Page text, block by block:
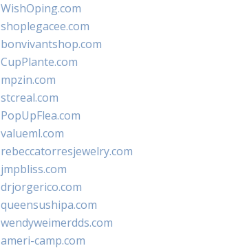
WishOping.com
shoplegacee.com
bonvivantshop.com
CupPlante.com
mpzin.com
stcreal.com
PopUpFlea.com
valueml.com
rebeccatorresjewelry.com
jmpbliss.com
drjorgerico.com
queensushipa.com
wendyweimerdds.com
ameri-camp.com